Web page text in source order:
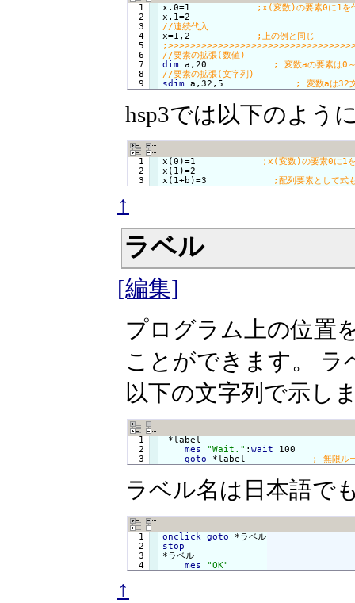
  1
  2
  3
  4
  5
  6
  7
  8
x.0=1
x=1,2
dim a,20
sdim a,32,5
hsp3では以下のよう
  1
  2
x(0)=1
x(1)=2
x(1+b)=3
↑
ラベル
[編集]
プログラム上の位置
ことができます。 ラ
以下の文字列で示し
  1
  2
*label
mes
"Wait." :wait
100
goto
*label
ラベル名は日本語で
  1
  2
  3
onclick goto
stop
mes "OK"
↑